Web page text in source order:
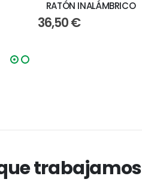
RATÓN INALÁMBRICO
36,50€
trabajamos